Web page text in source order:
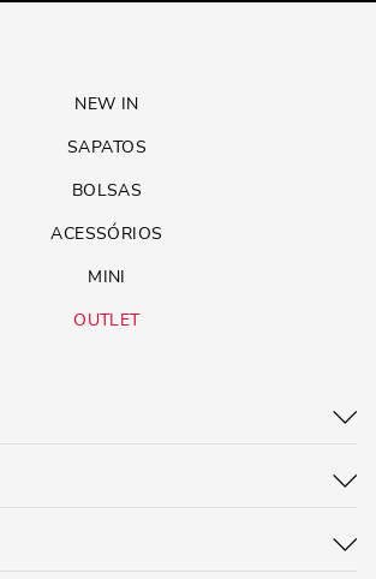
NEW IN
SAPATOS
BOLSAS
ACESSÓRIOS
MINI
OUTLET